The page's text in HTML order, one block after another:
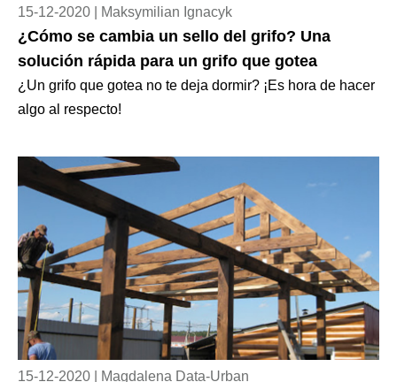
15-12-2020 | Maksymilian Ignacyk
¿Cómo se cambia un sello del grifo? Una
solución rápida para un grifo que gotea
¿Un grifo que gotea no te deja dormir? ¡Es hora de hacer
algo al respecto!
15-12-2020 | Magdalena Data-Urban